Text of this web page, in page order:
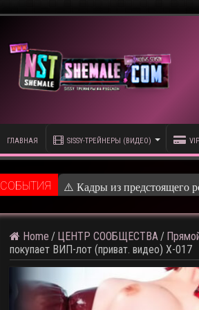
ГЛАВНАЯ SISSY-ТРЕЙНЕРЫ (ВИДЕО)
CОБЫТИЯ ⚠️ Кадры из предстоящего
Home / ЦЕНТР СООБЩЕСТВА /
покупает ВИП-лот (приват. видео) X-017